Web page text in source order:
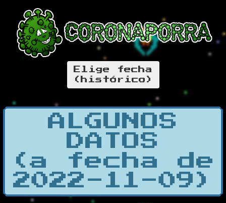
Elige fecha
(histórico)
ALGUNOS
DATOS
(a fecha de
2022-11-09)